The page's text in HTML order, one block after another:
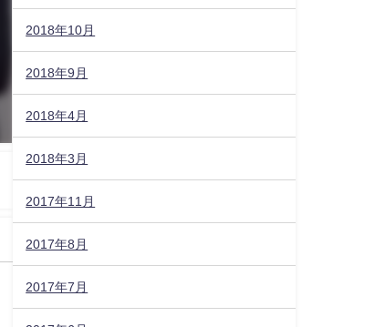
2018年10月
2018年9月
2018年4月
2018年3月
2017年11月
2017年8月
2017年7月